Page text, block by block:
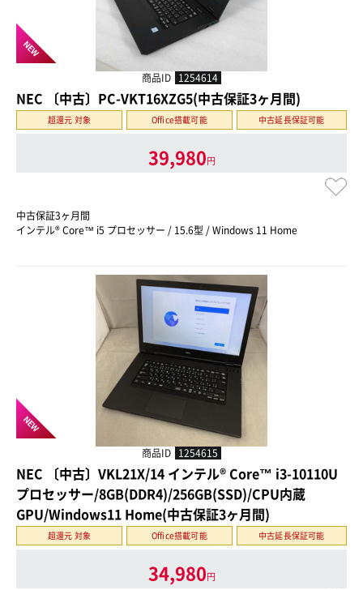
NEW
商品ID 1254614
NEC 〔中古〕PC-VKT16XZG5(中古保証3ヶ月間)
超還元 対象 Office搭載可能 中古延長保証可能
39,980円
中古保証3ヶ月間
インテル® Core™ i5 プロセッサー / 15.6型 / Windows 11 Home
NEW
商品ID 1254615
NEC 〔中古〕VKL21X/14 インテル® Core™ i3-10110U
プロセッサー/8GB(DDR4)/256GB(SSD)/CPU内蔵
GPU/Windows11 Home(中古保証3ヶ月間)
超還元 対象 Office搭載可能 中古延長保証可能
34,980円